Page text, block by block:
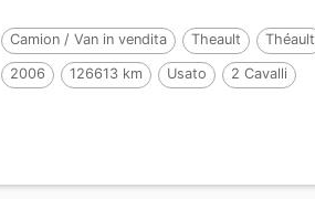
Camion / Van in vendita Theault Théault
2006 126613 km Usato 2 Cavalli